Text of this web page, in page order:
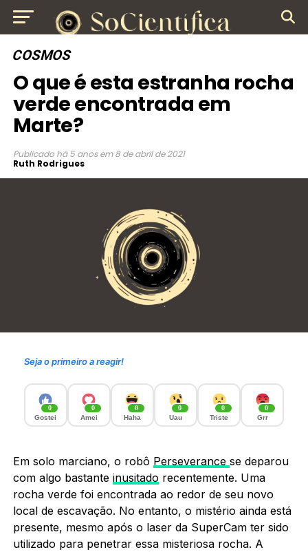
COSMOS
O que é esta estranha rocha
verde encontrada em
Marte?
Publicado há 5 anos em 8 de abril de 2021
Ruth Rodrigues
Seja o primeiro a reagir!
0
Gostei
0
Amei
0
Haha
0
Uau
0
Triste
0
Grr
Em solo marciano, o robô Perseverance se deparou
com algo bastante inusitado recentemente. Uma
rocha verde foi encontrada ao redor de seu novo
local de escavação. No entanto, o mistério ainda está
presente, mesmo após o laser da SuperCam ter sido
utilizado para penetrar essa misteriosa rocha. A